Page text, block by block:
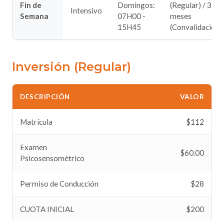
Fin de
Semana
Intensivo
Domingos:
07H00 -
15H45
(Regular) / 3
meses
(Convalidación)
Inversión (Regular)
DESCRIPCIÓN VALOR
Matrícula $112
Examen
Psicosensométrico
$60.00
Permiso de Conducción $28
CUOTA INICIAL $200